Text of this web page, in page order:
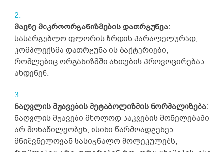
მავნე მიკროორგანიზმების დათრგუნვა:
სასარგებლო ფლორის ზრდის პარალელურად,
კომპლექსმა დათრგუნა ის ბაქტერიები,
რომლებიც ორგანიზმში ანთების პროვოცირებას
ახდენენ.
ნაღვლის მჟავების მეტაბოლიზმის ნორმალიზება:
ნაღვლის მჟავები მხოლოდ საკვების მონელებაში
არ მონაწილეობენ; ისინი წარმოადგენენ
მნიშვნელოვან სასიგნალო მოლეკულებს,